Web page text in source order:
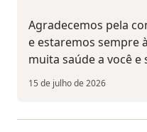
Agradecemos pela
e estaremos sempre
muita saúde a você e
15 de julho de 2026